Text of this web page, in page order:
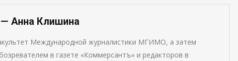
Анна Клишина
Международной журналистики МГИМО, а затем
в газете «Коммерсантъ» и редакторов в